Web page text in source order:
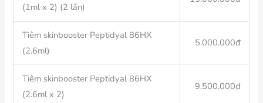
(1ml x 2) (2 lần)
Tiêm skinbooster Peptidyal 86HX
(2.6ml)
5.000.000đ
Tiêm skinbooster Peptidyal 86HX
(2.6ml x 2)
9.500.000đ